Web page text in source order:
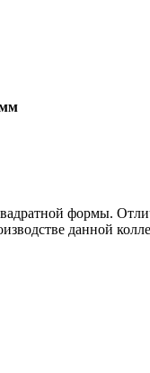
формы.
данной